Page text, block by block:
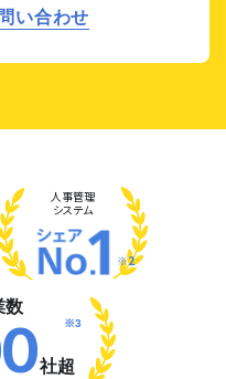
い合わせ
人事管理
システム
※2
数
社超
※3